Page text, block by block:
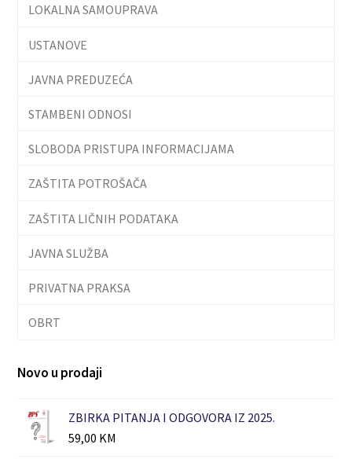
LOKALNA SAMOUPRAVA
USTANOVE
JAVNA PREDUZEĆA
STAMBENI ODNOSI
SLOBODA PRISTUPA INFORMACIJAMA
ZAŠTITA POTROŠAČA
ZAŠTITA LIČNIH PODATAKA
JAVNA SLUŽBA
PRIVATNA PRAKSA
OBRT
Novo u prodaji
ZBIRKA PITANJA I ODGOVORA IZ 2025.
59,00 KM